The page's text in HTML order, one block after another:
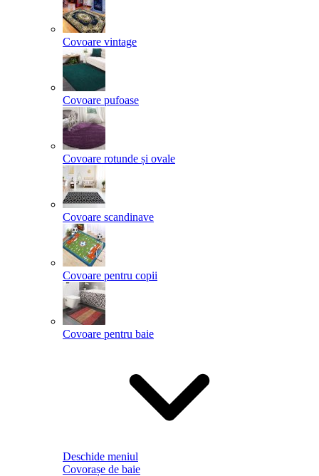
Covoare vintage
Covoare pufoase
Covoare rotunde și ovale
Covoare scandinave
Covoare pentru copii
Covoare pentru baie
Deschide meniul
Covorașe de baie